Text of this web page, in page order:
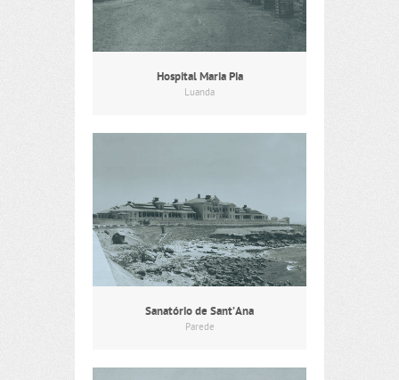
Hospital Maria Pia
Luanda
Sanatório de Sant’Ana
Parede